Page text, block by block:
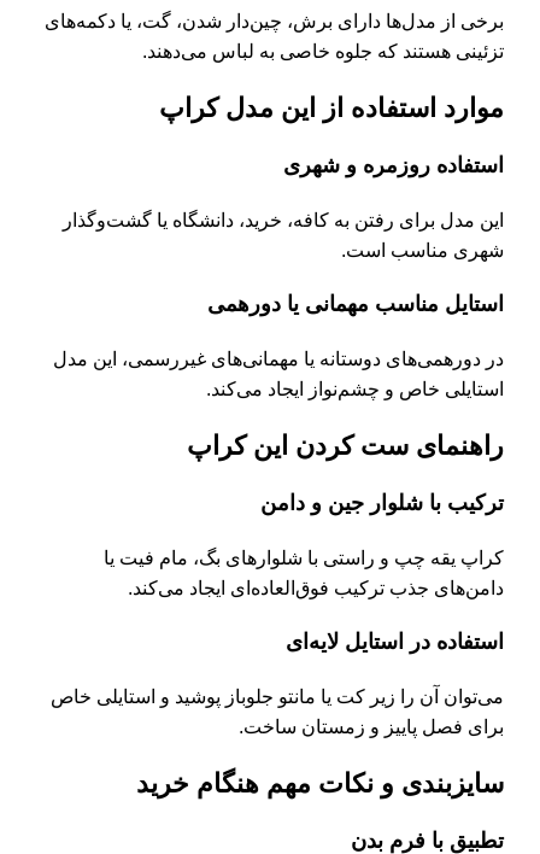
برخی از مدل‌ها دارای برش، چین‌دار شدن، گت، یا دکمه‌های
تزئینی هستند که جلوه خاصی به لباس می‌دهند.
موارد استفاده از این مدل کراپ
استفاده روزمره و شهری
این مدل برای رفتن به کافه، خرید، دانشگاه یا گشت‌وگذار
شهری مناسب است.
استایل مناسب مهمانی یا دورهمی
در دورهمی‌های دوستانه یا مهمانی‌های غیررسمی، این مدل
استایلی خاص و چشم‌نواز ایجاد می‌کند.
راهنمای ست کردن این کراپ
ترکیب با شلوار جین و دامن
کراپ یقه چپ و راستی با شلوارهای بگ، مام فیت یا
دامن‌های جذب ترکیب فوق‌العاده‌ای ایجاد می‌کند.
استفاده در استایل لایه‌ای
می‌توان آن را زیر کت یا مانتو جلوباز پوشید و استایلی خاص
برای فصل پاییز و زمستان ساخت.
سایزبندی و نکات مهم هنگام خرید
تطبیق با فرم بدن